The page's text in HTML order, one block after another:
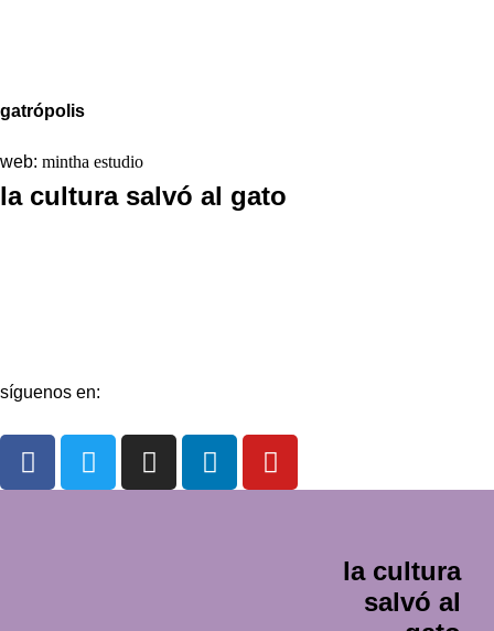
gatrópolis
web: mintha estudio
la cultura salvó al gato
síguenos en:
la cultura
salvó al